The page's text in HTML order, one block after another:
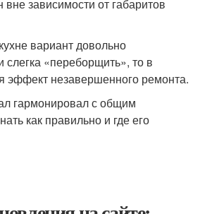
зависимости от габаритов
вариант довольно
«переборщить», то в
эффект незавершенного ремонта.
гармонировал с общим
как правильно и где его